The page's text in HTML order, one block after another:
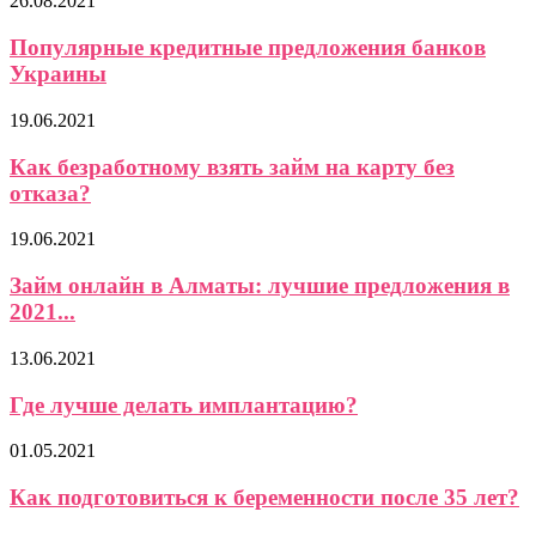
Популярные кредитные предложения банков
Украины
19.06.2021
Как безработному взять займ на карту без
отказа?
19.06.2021
Займ онлайн в Алматы: лучшие предложения в
2021...
13.06.2021
Где лучше делать имплантацию?
01.05.2021
Как подготовиться к беременности после 35 лет?